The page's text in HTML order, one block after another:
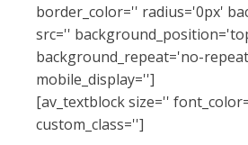
border_color='' radius='0px'
src=''
background_repeat='no-
mobile_display='']
[av_textblock size=''
custom_class='']